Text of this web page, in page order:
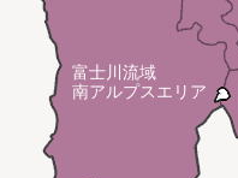
富士川流域
南アルプスエリア